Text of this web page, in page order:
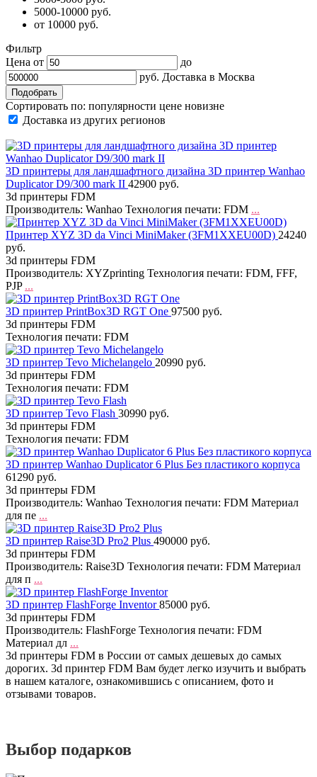
5000-10000 руб.
от 10000 руб.
Фильтр
Цена от
до
руб. Доставка в Москва
Сортировать по: популярности цене новизне
Доставка из других регионов
3D принтеры для ландшафтного дизайна 3D принтер Wanhao
Duplicator D9/300 mark II 42900 руб.
3d принтеры FDM
Производитель: Wanhao Технология печати: FDM ...
Принтер XYZ 3D da Vinci MiniMaker (3FM1XXEU00D) 24240
руб.
3d принтеры FDM
Производитель: XYZprinting Технология печати: FDM, FFF,
PJP ...
3D принтер PrintBox3D RGT One 97500 руб.
3d принтеры FDM
Технология печати: FDM
3D принтер Tevo Michelangelo 20990 руб.
3d принтеры FDM
Технология печати: FDM
3D принтер Tevo Flash 30990 руб.
3d принтеры FDM
Технология печати: FDM
3D принтер Wanhao Duplicator 6 Plus Без пластикого корпуса
61290 руб.
3d принтеры FDM
Производитель: Wanhao Технология печати: FDM Материал
для пе ...
3D принтер Raise3D Pro2 Plus 490000 руб.
3d принтеры FDM
Производитель: Raise3D Технология печати: FDM Материал
для п ...
3D принтер FlashForge Inventor85000 руб.
3d принтеры FDM
Производитель: FlashForge Технология печати: FDM
Материал дл ...
3d принтеры FDM в России от самых дешевых до самых
дорогих. 3d принтер FDM Вам будет легко изучить и выбрать
в нашем каталоге, ознакомившись с описанием, фото и
отзывами товаров.
Выбор подарков